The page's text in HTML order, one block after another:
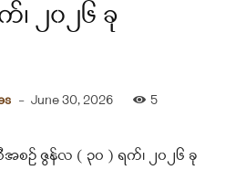
၂၀၂၆ ခု
- June 30, 2026 5
စဉ် ဇွန်လ ( ၃၀ ) ရက်၊ ၂၀၂၆ ခု